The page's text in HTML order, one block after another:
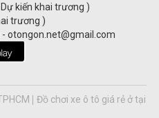
kiến khai trương )
trương )
otongon.net@gmail.com
Đồ chơi xe ô tô giá rẻ ở tại